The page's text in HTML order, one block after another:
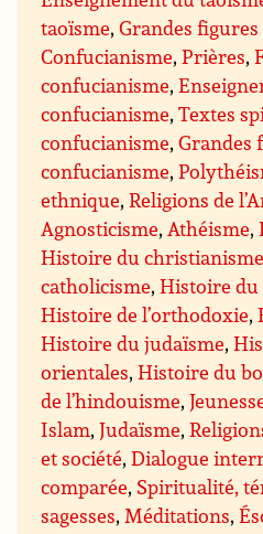
taoïsme,Grandes
Confucianisme,Prières,
confucianisme,
confucianisme,Textes
confucianisme,Grandes
confucianisme,
ethnique,Religions de
Agnosticisme, Athéisme,
Histoire du christianisme
catholicisme,Histoire
Histoire de l’orthodoxie,
Histoire du judaïsme,
orientales,Histoire du
de l’hindouisme,
Islam,Judaïsme,
et société,Dialogue
comparée, Spiritualité,
sagesses, Méditations,